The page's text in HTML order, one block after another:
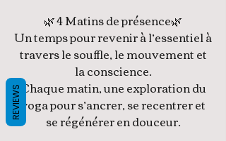
🌿 4 Matins de présence🌿
Un temps pour revenir à l’essentiel à
travers le souffle, le mouvement et
la conscience.
Chaque matin, une exploration du
yoga pour s’ancrer, se recentrer et
se régénérer en douceur.
REVIEWS